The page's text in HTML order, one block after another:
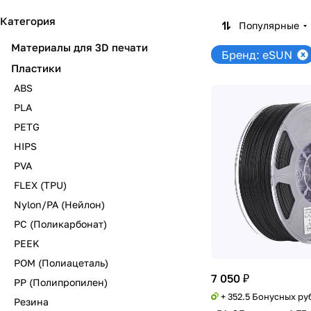
Популярные
Бренд: eSUN
7 050 ₽
+ 352.5 Бонусных
Категория
Материалы для 3D печати
Пластики
ABS
PLA
PETG
HIPS
PVA
FLEX (TPU)
Nylon/PA (Нейлон)
PC (Поликарбонат)
PEEK
POM (Полиацеталь)
PP (Полипропилен)
Резина